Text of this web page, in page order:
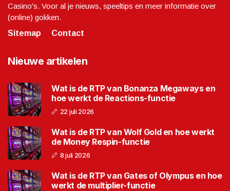
Casino's. Voor al je nieuws, speeltips en meer informatie over
(online) gokken.
Sitemap
Contact
Nieuwe artikelen
Wat is de RTP van Bonanza Megaways en
hoe werkt de Reactions-functie
22 juli 2026
Wat is de RTP van Wolf Gold en hoe werkt
de Money Respin-functie
8 juli 2026
Wat is de RTP van Gates of Olympus en hoe
werkt de multiplier-functie